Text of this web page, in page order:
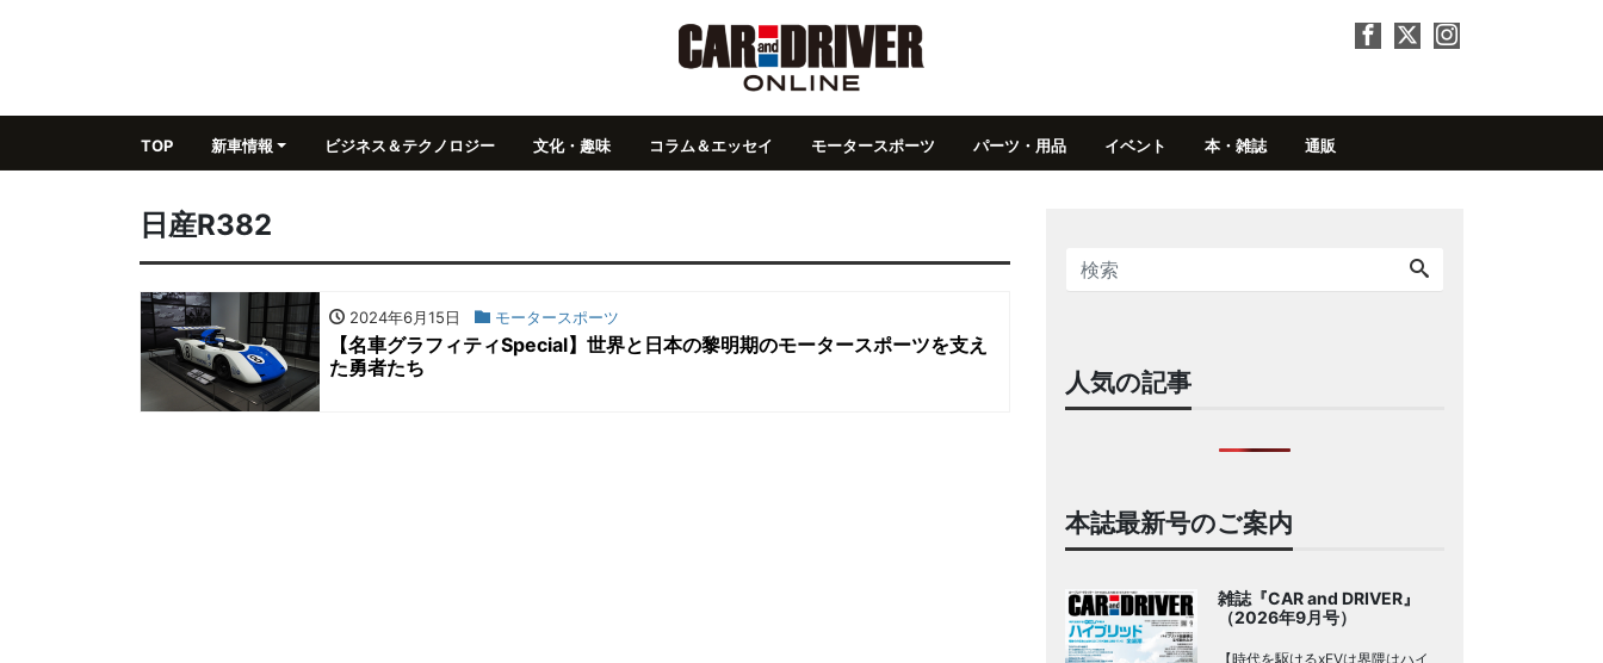
TOP 新車情報 ビジネス＆テクノロジー 文化・趣味 コラム＆エッセイ モータースポーツ パーツ・用品 イベント 本・雑誌 通販
日産R382
2024年6月15日 モータースポーツ
【名車グラフィティSpecial】世界と日本の黎明期のモータースポーツを支え
た勇者たち
人気の記事
本誌最新号のご案内
雑誌『CAR and DRIVER』
（2026年9月号）
【時代を駆けるxEVは界隈はハイ